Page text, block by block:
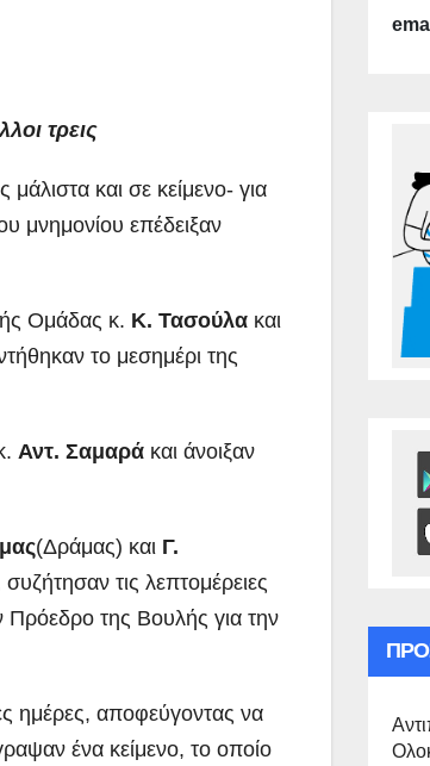
τρεις
και σε κείμενο- για
μνημονίου επέδειξαν
Ομάδας κ. Κ. Τασούλα και
το μεσημέρι της
Αντ. Σαμαρά και άνοιξαν
(Δράμας) και Γ.
τις λεπτομέρειες
Πρόεδρο της Βουλής για την
ημέρες, αποφεύγοντας να
ένα κείμενο, το οποίο